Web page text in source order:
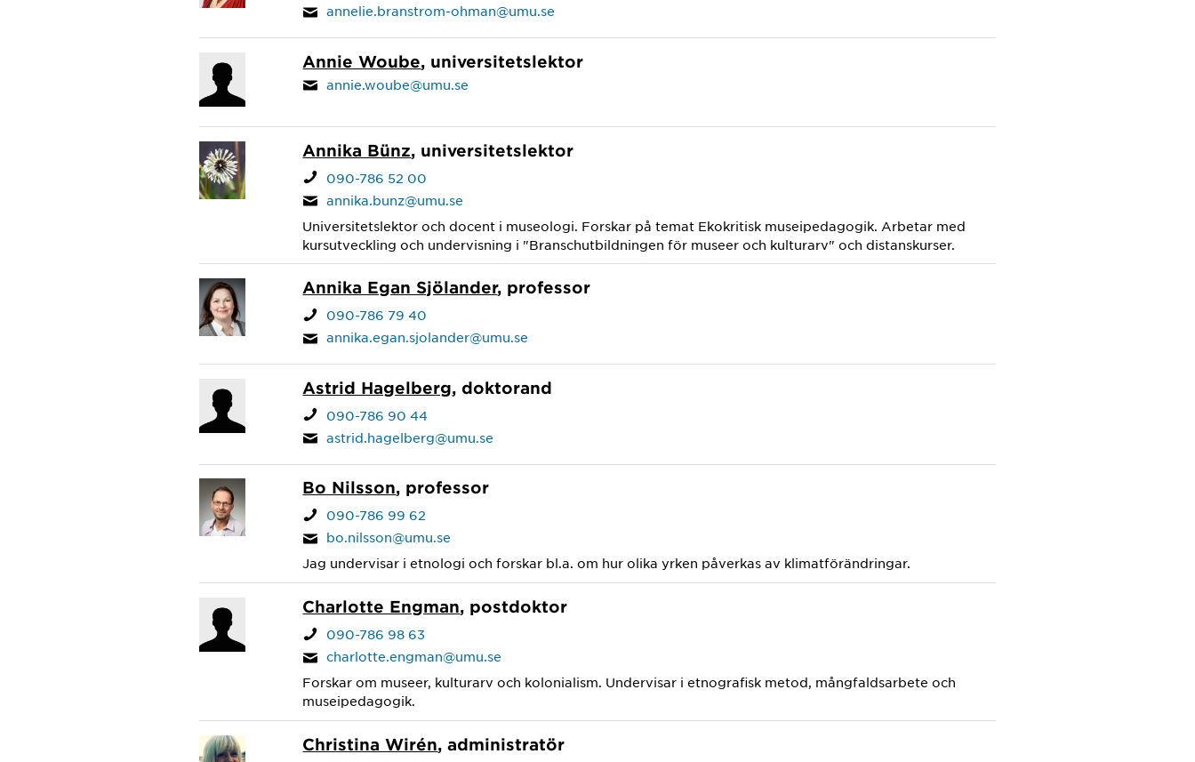
annelie.branstrom-ohman@umu.se
Annie Woube, universitetslektor
annie.woube@umu.se
Annika Bünz, universitetslektor
090-786 52 00
annika.bunz@umu.se
Universitetslektor och docent i museologi. Forskar på temat Ekokritisk museipedagogik. Arbetar med
kursutveckling och undervisning i "Branschutbildningen för museer och kulturarv" och distanskurser.
Annika Egan Sjölander, professor
090-786 79 40
annika.egan.sjolander@umu.se
Astrid Hagelberg, doktorand
090-786 90 44
astrid.hagelberg@umu.se
Bo Nilsson, professor
090-786 99 62
bo.nilsson@umu.se
Jag undervisar i etnologi och forskar bl.a. om hur olika yrken påverkas av klimatförändringar.
Charlotte Engman, postdoktor
090-786 98 63
charlotte.engman@umu.se
Forskar om museer, kulturarv och kolonialism. Undervisar i etnografisk metod, mångfaldsarbete och
museipedagogik.
Christina Wirén, administratör